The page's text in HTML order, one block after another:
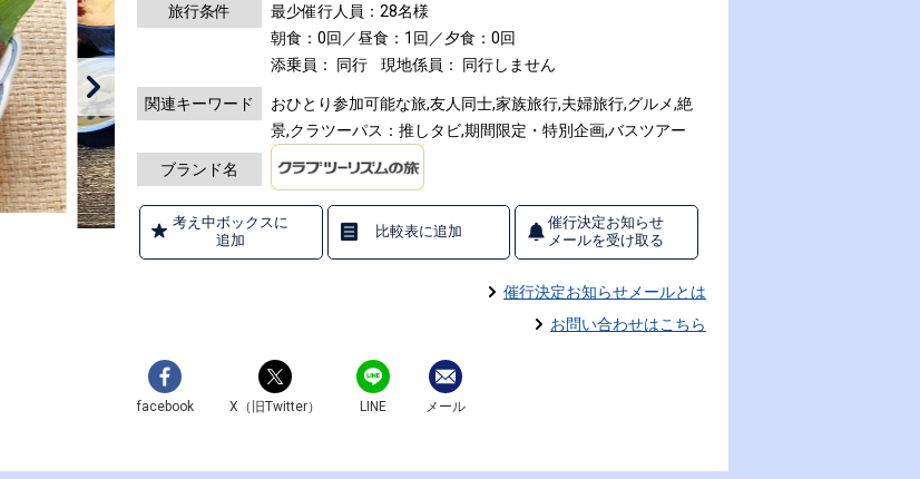
旅行条件
最少催行人員：28名様
朝食：0回／昼食：1回／夕食：0回
添乗員： 同行
現地係員： 同行しません
関連キーワード
おひとり参加可能な旅,友人同士,家族旅行,夫婦旅行,グルメ,絶
景,クラツーパス：推しタビ,期間限定・特別企画,バスツアー
ブランド名
考え中ボックスに
追加
比較表に追加
催行決定お知らせ
メールを受け取る
催行決定お知らせメールとは
お問い合わせはこちら
facebook X（旧Twitter） LINE メール